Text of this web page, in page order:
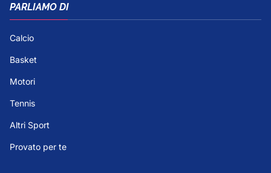
PARLIAMO DI
Calcio
Basket
Motori
Tennis
Altri Sport
Provato per te